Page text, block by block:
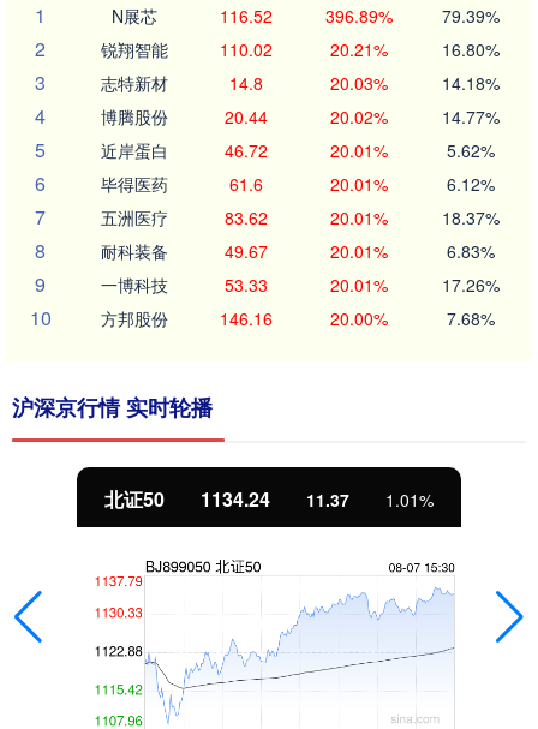
1
N展芯 116.52 396.89% 79.39%
2 锐翔智能 110.02 20.21% 16.80%
3 志特新材 14.8 20.03% 14.18%
4 博腾股份 20.44 20.02% 14.77%
5 近岸蛋白 46.72 20.01% 5.62%
6 毕得医药 61.6 20.01% 6.12%
7 五洲医疗 83.62 20.01% 18.37%
8 耐科装备 49.67 20.01% 6.83%
9 一博科技 53.33 20.01% 17.26%
10 方邦股份 146.16 20.00% 7.68%
沪深京行情 实时轮播
北证50 1134.24 11.37 1.01%